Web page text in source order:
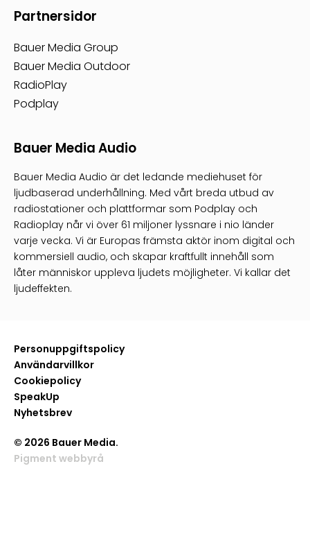
Partnersidor
Bauer Media Group
Bauer Media Outdoor
RadioPlay
Podplay
Bauer Media Audio
Bauer Media Audio är det ledande mediehuset för
ljudbaserad underhållning. Med vårt breda utbud av
radiostationer och plattformar som Podplay och
Radioplay når vi över 61 miljoner lyssnare i nio länder
varje vecka. Vi är Europas främsta aktör inom digital och
kommersiell audio, och skapar kraftfullt innehåll som
låter människor uppleva ljudets möjligheter. Vi kallar det
ljudeffekten.
Personuppgiftspolicy
Användarvillkor
Cookiepolicy
SpeakUp
Nyhetsbrev
© 2026 Bauer Media.
Pigment webbyrå